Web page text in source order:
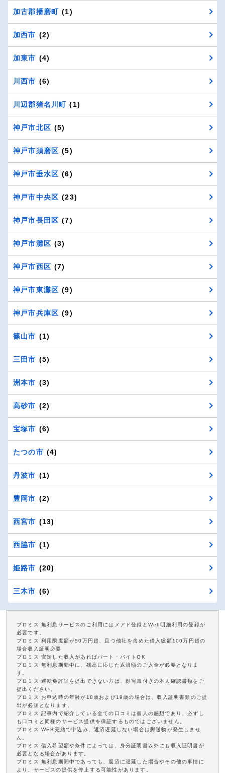
加古郡播磨町 (1)
加西市 (2)
加東市 (4)
川西市 (6)
川辺郡猪名川町 (1)
神戸市北区 (5)
神戸市須磨区 (5)
神戸市垂水区 (6)
神戸市中央区 (23)
神戸市長田区 (7)
神戸市灘区 (3)
神戸市西区 (7)
神戸市東灘区 (9)
神戸市兵庫区 (9)
篠山市 (1)
三田市 (5)
洲本市 (3)
高砂市 (2)
宝塚市 (6)
たつの市 (4)
丹波市 (1)
豊岡市 (2)
西宮市 (13)
西脇市 (1)
姫路市 (20)
三木市 (6)
プロミス 無利息サービスのご利用にはメアド登録とWeb明細利用の登録が
必要です。
プロミス 利用限度額が50万円超、且つ他社を含めた借入総額100万円超の
場合収入証明必要
プロミス 安定した収入があればパート・バイトOK
プロミス 無利息期間中に、残高に応じた返済額のご入金が必要となりま
す。
プロミス 運転免許証を提出できない方は、顔写真付きの本人確認書類をご
提出ください。
プロミス お申込時の年齢が18歳および19歳の場合は、収入証明書類のご提
出が必須となります。
プロミス 記事内で紹介している全ての口コミは個人の感想であり、必ずし
も口コミと同様のサービス提供を保証するものではございません。
プロミス WEB完結で申込み、返済遅延しない場合は郵送物が発生しませ
ん。
プロミス 借入希望額や条件によっては、身分証明書以外にも収入証明書が
必要となる場合があります。
プロミス 無利息期間中であっても、返済に遅延した場合やその他の事情に
より、サービスの提供を停止する可能性があります。